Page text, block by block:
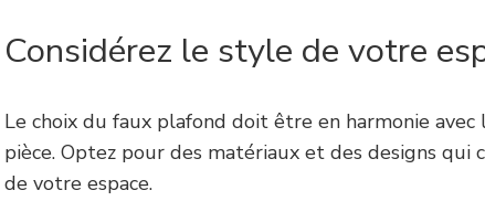
Considérez le style de votre
Le choix du faux plafond doit être en harmonie
pièce. Optez pour des matériaux et des designs qui
de votre espace.